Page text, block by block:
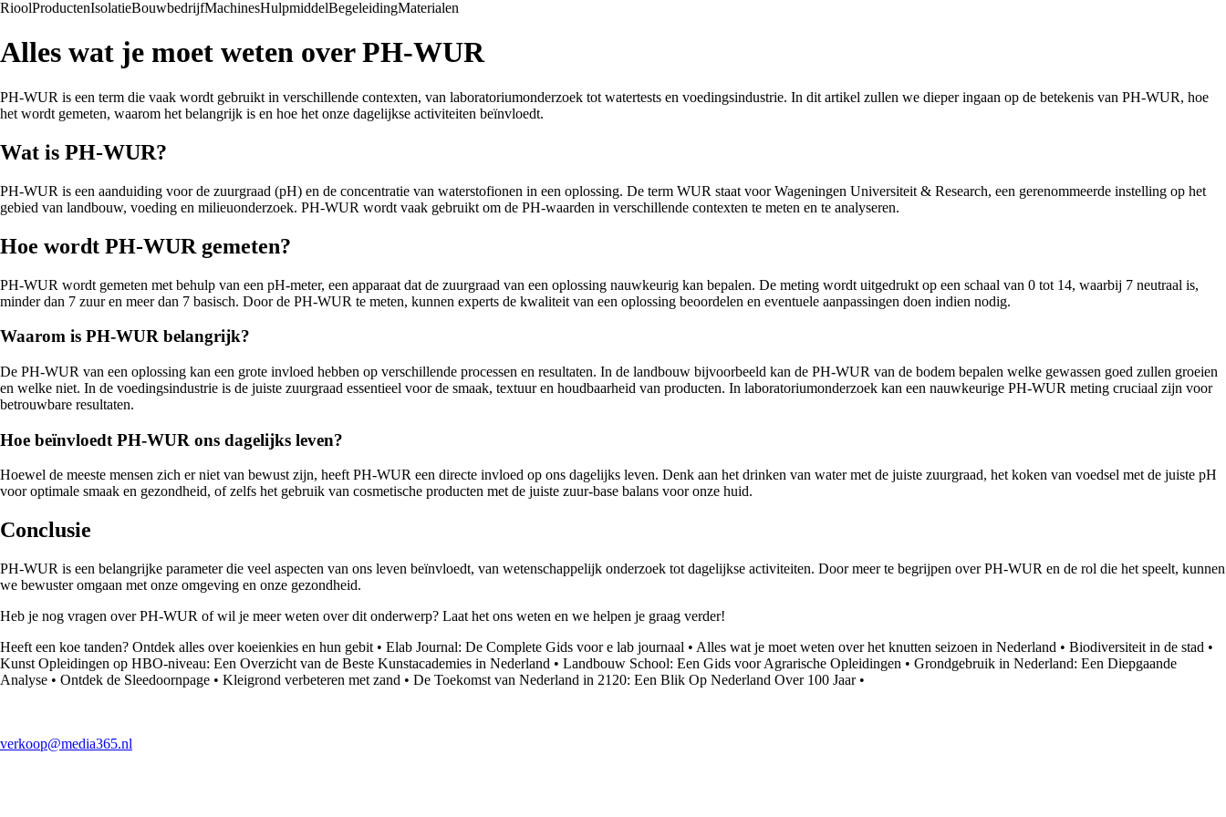
RioolProductenIsolatieBouwbedrijfMachinesHulpmiddelBegeleidingMaterialen
Alles wat je moet weten over PH-WUR
PH-WUR is een term die vaak wordt gebruikt in verschillende contexten, van laboratoriumonderzoek tot watertests en voedingsindustrie. In dit artikel zullen we dieper ingaan op de betekenis van PH-WUR, hoe
het wordt gemeten, waarom het belangrijk is en hoe het onze dagelijkse activiteiten beïnvloedt.
Wat is PH-WUR?
PH-WUR is een aanduiding voor de zuurgraad (pH) en de concentratie van waterstofionen in een oplossing. De term WUR staat voor Wageningen Universiteit & Research, een gerenommeerde instelling op het
gebied van landbouw, voeding en milieuonderzoek. PH-WUR wordt vaak gebruikt om de PH-waarden in verschillende contexten te meten en te analyseren.
Hoe wordt PH-WUR gemeten?
PH-WUR wordt gemeten met behulp van een pH-meter, een apparaat dat de zuurgraad van een oplossing nauwkeurig kan bepalen. De meting wordt uitgedrukt op een schaal van 0 tot 14, waarbij 7 neutraal is,
minder dan 7 zuur en meer dan 7 basisch. Door de PH-WUR te meten, kunnen experts de kwaliteit van een oplossing beoordelen en eventuele aanpassingen doen indien nodig.
Waarom is PH-WUR belangrijk?
De PH-WUR van een oplossing kan een grote invloed hebben op verschillende processen en resultaten. In de landbouw bijvoorbeeld kan de PH-WUR van de bodem bepalen welke gewassen goed zullen groeien
en welke niet. In de voedingsindustrie is de juiste zuurgraad essentieel voor de smaak, textuur en houdbaarheid van producten. In laboratoriumonderzoek kan een nauwkeurige PH-WUR meting cruciaal zijn voor
betrouwbare resultaten.
Hoe beïnvloedt PH-WUR ons dagelijks leven?
Hoewel de meeste mensen zich er niet van bewust zijn, heeft PH-WUR een directe invloed op ons dagelijks leven. Denk aan het drinken van water met de juiste zuurgraad, het koken van voedsel met de juiste pH
voor optimale smaak en gezondheid, of zelfs het gebruik van cosmetische producten met de juiste zuur-base balans voor onze huid.
Conclusie
PH-WUR is een belangrijke parameter die veel aspecten van ons leven beïnvloedt, van wetenschappelijk onderzoek tot dagelijkse activiteiten. Door meer te begrijpen over PH-WUR en de rol die het speelt, kunnen
we bewuster omgaan met onze omgeving en onze gezondheid.
Heb je nog vragen over PH-WUR of wil je meer weten over dit onderwerp? Laat het ons weten en we helpen je graag verder!
Heeft een koe tanden? Ontdek alles over koeienkies en hun gebit • Elab Journal: De Complete Gids voor e lab journaal • Alles wat je moet weten over het knutten seizoen in Nederland • Biodiversiteit in de stad •
Kunst Opleidingen op HBO-niveau: Een Overzicht van de Beste Kunstacademies in Nederland • Landbouw School: Een Gids voor Agrarische Opleidingen • Grondgebruik in Nederland: Een Diepgaande
Analyse • Ontdek de Sleedoornpage • Kleigrond verbeteren met zand • De Toekomst van Nederland in 2120: Een Blik Op Nederland Over 100 Jaar•
verkoop@media365.nl